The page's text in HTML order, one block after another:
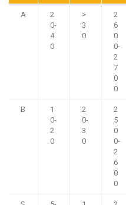
A
2
0-
4
0
>
3
0
2
6
0
0-
2
7
0
0
B
1
0-
2
0
2
0-
3
0
2
5
0
0-
2
6
0
0